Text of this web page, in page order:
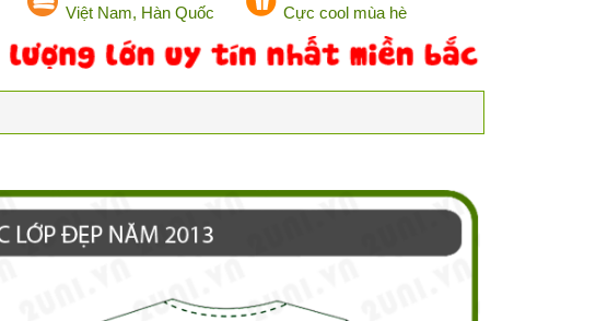
Việt Nam, Hàn Quốc
Cực cool mùa hè